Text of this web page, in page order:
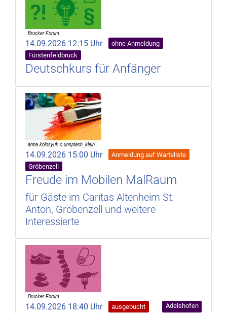
14.09.2026 12:15 Uhr
ohne Anmeldung
Fürstenfeldbruck
Deutschkurs für Anfänger
14.09.2026 15:00 Uhr
Anmeldung auf Warteliste
Gröbenzell
Freude im Mobilen MalRaum
für Gäste im Caritas Altenheim St.
Anton, Gröbenzell und weitere
Interessierte
14.09.2026 18:40 Uhr ausgebucht Adelshofen